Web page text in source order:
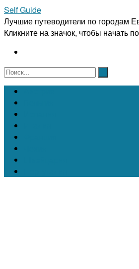
Self Guide
Лучшие путеводители по городам
Кликните на значок, чтобы начать